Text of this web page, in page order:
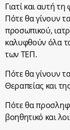
Γιατί και αυτή
Πότε θα γίνουν
προσωπικού,
καλυφθούν όλα τα
των ΤΕΠ.
Πότε θα γίνουν
Θεραπείας και
Πότε θα
βοηθητικό και